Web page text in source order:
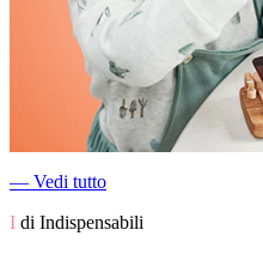
― Vedi tutto
I di Indispensabili